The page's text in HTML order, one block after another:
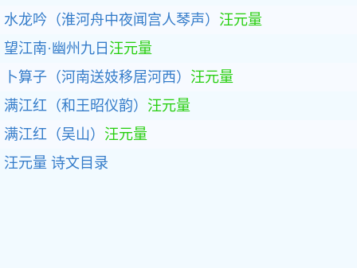
水龙吟（淮河舟中夜闻宫人琴声） 汪元量
望江南·幽州九日 汪元量
卜算子（河南送妓移居河西） 汪元量
满江红（和王昭仪韵） 汪元量
满江红（吴山） 汪元量
汪元量 诗文目录